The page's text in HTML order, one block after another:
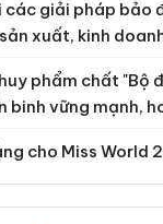
các giải pháp bảo
xuất, kinh
phẩm chất "Bộ
binh vững mạnh,
cho Miss World